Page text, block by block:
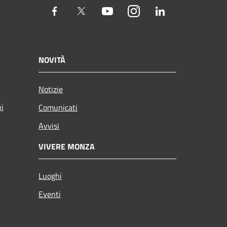
Facebook Twitter YoutubeInstagram
NOVITÀ
Notizie
Comunicati
Avvisi
VIVERE MONZA
Luoghi
Eventi